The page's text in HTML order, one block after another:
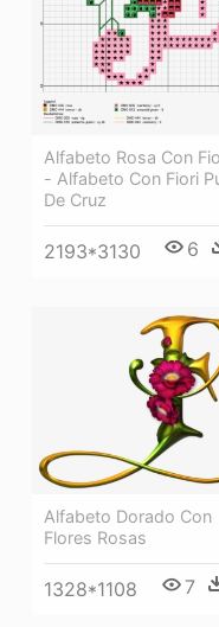
Alfabeto Rosa Con
- Alfabeto Con Fiori
De Cruz
2193*3130 6
Alfabeto Dorado Con
Flores Rosas
1328*1108 7